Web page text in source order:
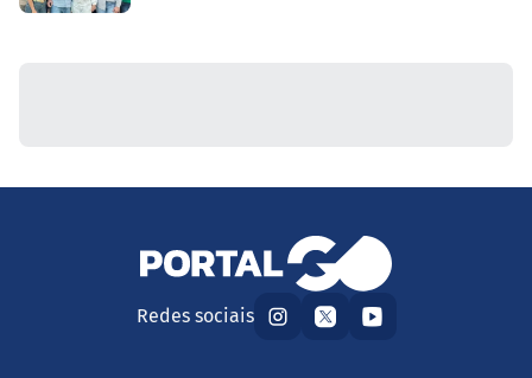
Redes sociais